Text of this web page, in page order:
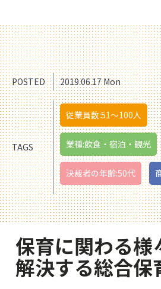
POSTED 2019.06.17 Mon
TAGS
従業員数:51〜100人
業種:飲食・宿泊・観光
決裁者の年齢:50代
保育に関わる様
解決する総合保